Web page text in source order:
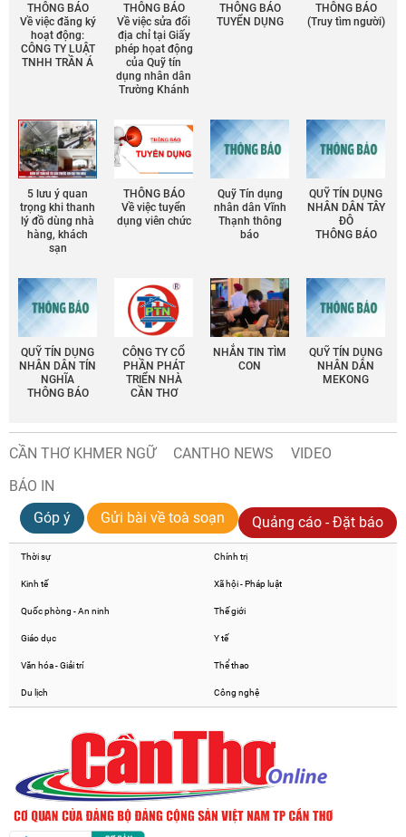
THÔNG BÁO
Về việc đăng ký
hoạt động:
CÔNG TY LUẬT
TNHH TRẦN Á
THÔNG BÁO
Về việc sửa đổi
địa chỉ tại Giấy
phép họat động
của Quỹ tín
dụng nhân dân
Trường Khánh
THÔNG BÁO
TUYỂN DỤNG
THÔNG BÁO
(Truy tìm người)
5 lưu ý quan
trọng khi thanh
lý đồ dùng nhà
hàng, khách
sạn
THÔNG BÁO
Về việc tuyển
dụng viên chức
Quỹ Tín dụng
nhân dân Vĩnh
Thạnh thông
báo
QUỸ TÍN DỤNG
NHÂN DÂN TÂY
ĐÔ
THÔNG BÁO
QUỸ TÍN DỤNG
NHÂN DÂN TÍN
NGHĨA
THÔNG BÁO
CÔNG TY CỔ
PHẦN PHÁT
TRIỂN NHÀ
CẦN THƠ
NHẮN TIN TÌM
CON
QUỸ TÍN DỤNG
NHÂN DÂN
MEKONG
CẦN THƠ KHMER NGỮ CANTHO NEWS
VIDEO
BÁO IN
Góp ý
Gửi bài về toà soạn Quảng cáo - Đặt báo
Thời sự Chính trị
Kinh tế Xã hội - Pháp luật
Quốc phòng - An ninh Thế giới
Giáo dục Y tế
Văn hóa - Giải trí Thể thao
Du lịch Công nghệ